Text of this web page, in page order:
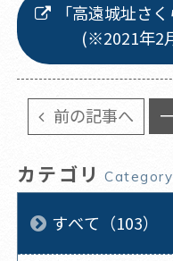
「高遠城址さ
(※2021年2
前の記事へ
カテゴリ Category
すべて（103）